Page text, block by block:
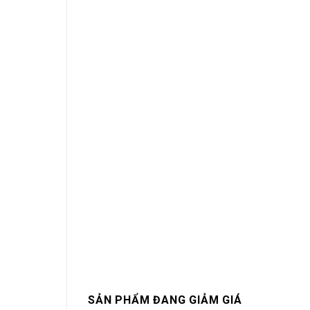
SẢN PHẨM ĐANG GIẢM GIÁ